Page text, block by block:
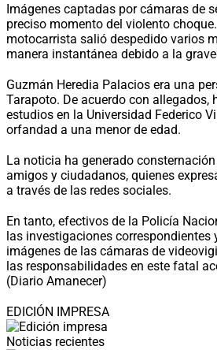
Imágenes captadas por cámaras de
preciso momento del violento
motocarrista salió despedido varios
manera instantánea debido a la
Guzmán Heredia Palacios era una
Tarapoto. De acuerdo con allegados,
estudios en la Universidad Federico
orfandad a una menor de edad.
La noticia ha generado
amigos y ciudadanos, quienes
a través de las redes sociales.
En tanto, efectivos de la Policía
las investigaciones correspondientes
imágenes de las cámaras de
las responsabilidades en este fatal
(Diario Amanecer)
EDICIÓN IMPRESA
Noticias recientes